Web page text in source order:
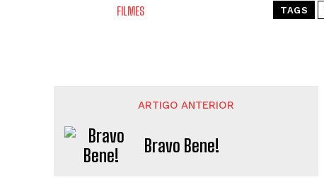
FILMES TAGS
ARTIGO ANTERIOR
Bravo Bene!